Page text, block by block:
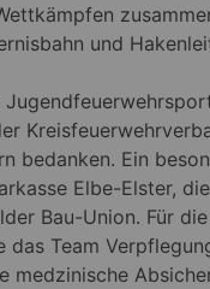
und
bedanken. Ein
Elbe-Elster,
Bau-Union. Für
das Team
medzinische